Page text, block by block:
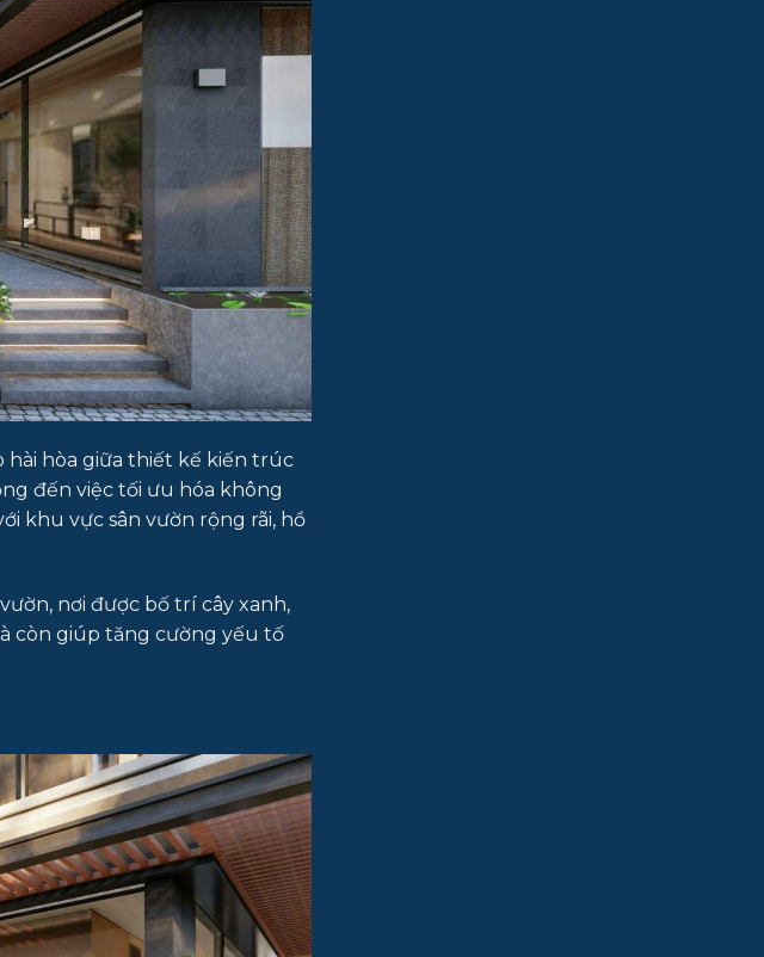
hài hòa giữa thiết kế kiến trúc
đến việc tối ưu hóa không
khu vực sân vườn rộng rãi, hồ
nơi được bố trí cây xanh,
còn giúp tăng cường yếu tố